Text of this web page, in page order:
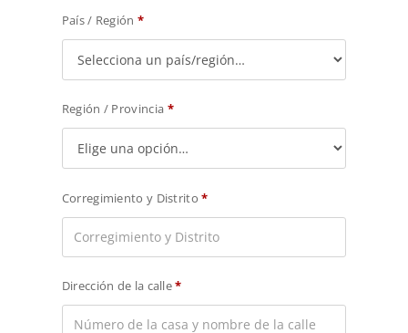
País / Región *
Región / Provincia *
Corregimiento y Distrito*
Dirección de la calle*